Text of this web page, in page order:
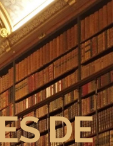
DE